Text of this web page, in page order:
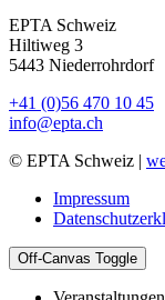
EPTA Schweiz
Hiltiweg 3
5443 Niederrohrdorf
+41 (0)56 470 10 45
info@epta.ch
© EPTA Schweiz |
Impressum
Off-Canvas Toggle